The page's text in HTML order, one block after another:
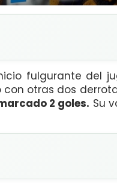
fulgurante del
otras dos
2 goles. Su